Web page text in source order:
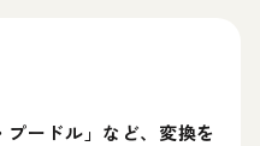
プードル」など、変換を